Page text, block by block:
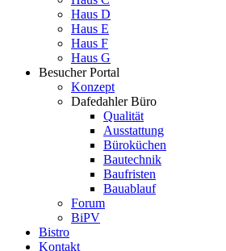
Haus D
Haus E
Haus F
Haus G
Besucher Portal
Konzept
Dafedahler Büro
Qualität
Ausstattung
Büroküchen
Bautechnik
Baufristen
Bauablauf
Forum
BiPV
Bistro
Kontakt